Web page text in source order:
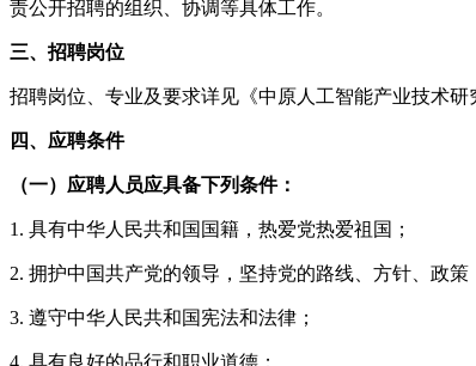
责公开招聘的组织、协调等具体工作。
三、招聘岗位
招聘岗位、专业及要求详见《中原人工智能产业技术研
四、应聘条件
（一）应聘人员应具备下列条件：
1. 具有中华人民共和国国籍，热爱党热爱祖国；
2. 拥护中国共产党的领导，坚持党的路线、方针、政策
3. 遵守中华人民共和国宪法和法律；
4. 具有良好的品行和职业道德；